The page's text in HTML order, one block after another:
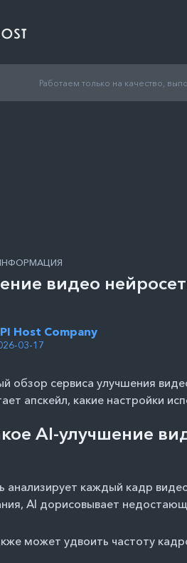
Работаем только на качество,
видео
Host Company
03-17
обзор сервисаулучшения
апскейл, какие настройки
AI-улучшение
анализирует каждый кадр
AI дорисовывает
может удвоить частоту